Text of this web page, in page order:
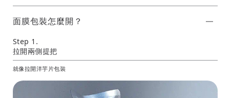
面膜包裝怎麼開？
Step 1.
拉開兩側提把
就像拉開洋芋片包裝